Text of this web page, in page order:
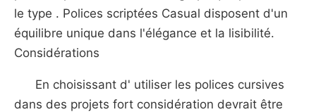
le type . Polices scriptées Casual disposent d'un
équilibre unique dans l'élégance et la lisibilité.
Considérations
En choisissant d' utiliser les polices cursives
dans des projets fort considération devrait être